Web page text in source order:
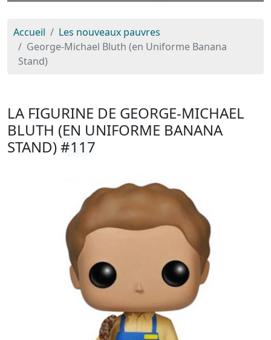
Accueil
Les nouveaux pauvres
George-Michael Bluth (en Uniforme Banana
Stand)
LA FIGURINE DE GEORGE-MICHAEL
BLUTH (EN UNIFORME BANANA
STAND)#117